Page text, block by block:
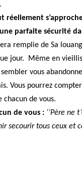
réellement
parfaite sécurité
remplie de Sa
jour.
Même en
vous
Vous pourrez
chacun de vous.
de vous : ‘’Père ne
secourir tous ceux et